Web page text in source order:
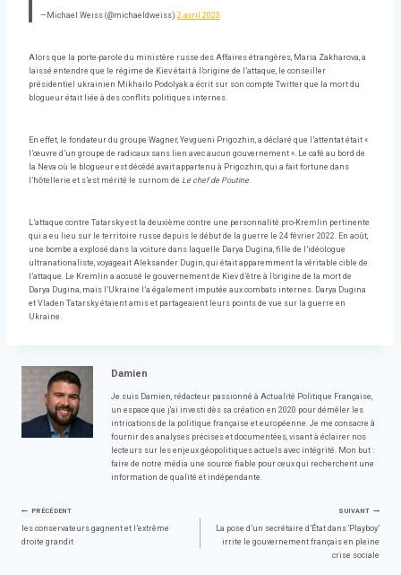
—Michael Weiss (@michaeldweiss) 2 avril 2023
Alors que la porte-parole du ministère russe des Affaires étrangères, Maria Zakharova, a
laissé entendre que le régime de Kiev était à l’origine de l’attaque, le conseiller
présidentiel ukrainien Mikhailo Podolyak a écrit sur son compte Twitter que la mort du
blogueur était liée à des conflits politiques internes.
En effet, le fondateur du groupe Wagner, Yevgueni Prigozhin, a déclaré que l’attentat était «
l’œuvre d’un groupe de radicaux sans lien avec aucun gouvernement ». Le café au bord de
la Neva où le blogueur est décédé avait appartenu à Prigozhin, qui a fait fortune dans
l’hôtellerie et s’est mérité le surnom de Le chef de Poutine.
L’attaque contre Tatarsky est la deuxième contre une personnalité pro-Kremlin pertinente
qui a eu lieu sur le territoire russe depuis le début de la guerre le 24 février 2022. En août,
une bombe a explosé dans la voiture dans laquelle Darya Dugina, fille de l’idéologue
ultranationaliste, voyageait Aleksander Dugin, qui était apparemment la véritable cible de
l’attaque. Le Kremlin a accusé le gouvernement de Kiev d’être à l’origine de la mort de
Darya Dugina, mais l’Ukraine l’a également imputée aux combats internes. Darya Dugina
et Vladen Tatarsky étaient amis et partageaient leurs points de vue sur la guerre en
Ukraine.
Damien
Je suis Damien, rédacteur passionné à Actualité Politique Française,
un espace que j'ai investi dès sa création en 2020 pour démêler les
intrications de la politique française et européenne. Je me consacre à
fournir des analyses précises et documentées, visant à éclairer nos
lecteurs sur les enjeux géopolitiques actuels avec intégrité. Mon but :
faire de notre média une source fiable pour ceux qui recherchent une
information de qualité et indépendante.
Navigation
PRÉCÉDENT
les conservateurs gagnent et l’extrême
droite grandit
SUIVANT
La pose d’un secrétaire d’État dans ‘Playboy’
irrite le gouvernement français en pleine
crise sociale